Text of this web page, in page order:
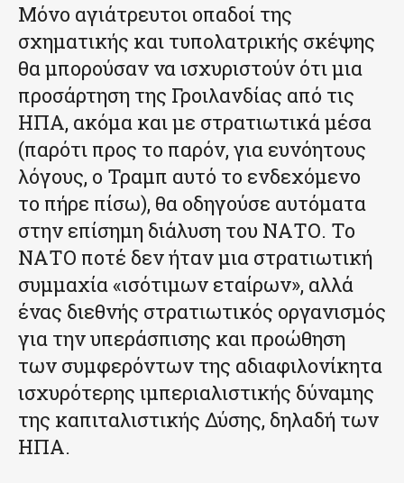
Μόνο αγιάτρευτοι οπαδοί της
σχηματικής και τυπολατρικής σκέψης
θα μπορούσαν να ισχυριστούν ότι μια
προσάρτηση της Γροιλανδίας από τις
ΗΠΑ, ακόμα και με στρατιωτικά μέσα
(παρότι προς το παρόν, για ευνόητους
λόγους, ο Τραμπ αυτό το ενδεχόμενο
το πήρε πίσω), θα οδηγούσε αυτόματα
στην επίσημη διάλυση του ΝΑΤΟ. Το
ΝΑΤΟ ποτέ δεν ήταν μια στρατιωτική
συμμαχία «ισότιμων εταίρων», αλλά
ένας διεθνής στρατιωτικός οργανισμός
για την υπεράσπισης και προώθηση
των συμφερόντων της αδιαφιλονίκητα
ισχυρότερης ιμπεριαλιστικής δύναμης
της καπιταλιστικής Δύσης, δηλαδή των
ΗΠΑ.